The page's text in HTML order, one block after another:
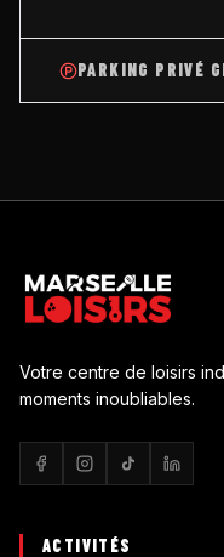
PARKING PRIVÉ
Votre centre de loisirs
moments inoubliables.
ACTIVITÉS